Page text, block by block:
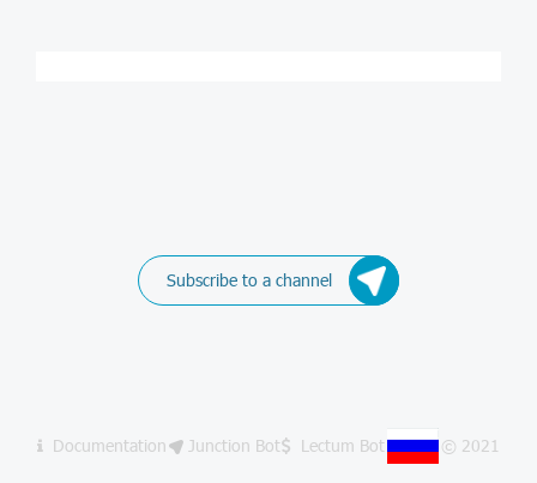
Subscribe to a channel
Documentation Junction Bot Lectum Bot © 2021